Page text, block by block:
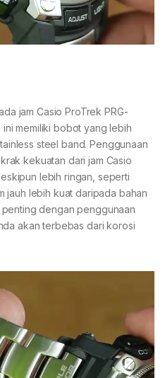
jam Casio ProTrek PRG-
memiliki bobot yang lebih
steel band. Penggunaan
kekuatan dari jam Casio
lebih ringan, seperti
jauh lebih kuat daripada bahan
dengan penggunaan
akan terbebas dari korosi